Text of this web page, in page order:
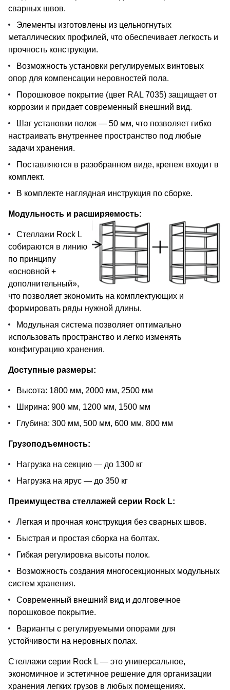
сварных швов.
Элементы изготовлены из цельногнутых
металлических профилей, что обеспечивает легкость и
прочность конструкции.
Возможность установки регулируемых винтовых
опор для компенсации неровностей пола.
Порошковое покрытие (цвет RAL 7035) защищает от
коррозии и придает современный внешний вид.
Шаг установки полок — 50 мм, что позволяет гибко
настраивать внутреннее пространство под любые
задачи хранения.
Поставляются в разобранном виде, крепеж входит в
комплект.
В комплекте наглядная инструкция по сборке.
Модульность и расширяемость:
Стеллажи Rock L
собираются в линию
по принципу
«основной +
дополнительный»,
что позволяет экономить на комплектующих и
формировать ряды нужной длины.
Модульная система позволяет оптимально
использовать пространство и легко изменять
конфигурацию хранения.
Доступные размеры:
Высота: 1800 мм, 2000 мм, 2500 мм
Ширина: 900 мм, 1200 мм, 1500 мм
Глубина: 300 мм, 500 мм, 600 мм, 800 мм
Грузоподъемность:
Нагрузка на секцию — до 1300 кг
Нагрузка на ярус — до 350 кг
Преимущества стеллажей серии Rock L:
Легкая и прочная конструкция без сварных швов.
Быстрая и простая сборка на болтах.
Гибкая регулировка высоты полок.
Возможность создания многосекционных модульных
систем хранения.
Современный внешний вид и долговечное
порошковое покрытие.
Варианты с регулируемыми опорами для
устойчивости на неровных полах.
Стеллажи серии Rock L — это универсальное,
экономичное и эстетичное решение для организации
хранения легких грузов в любых помещениях.